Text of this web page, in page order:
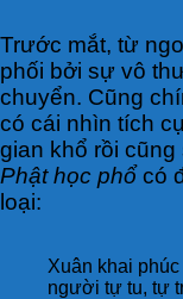
Trước mắt, từ
phối bởi sự vô
chuyển. Cũng
có cái nhìn tích
gian khổ rồi
Phật học phổcó
loại:
Xuân khai
người tự tu, tự